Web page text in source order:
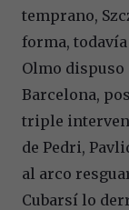
temprano,
forma, todavía
Olmo
Barcelona,
triple
de Pedri,
al arco
Cubarsí lo